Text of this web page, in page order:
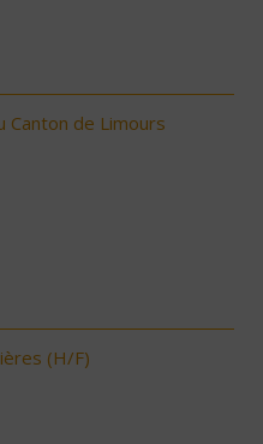
Canton de Limours
(H/F)